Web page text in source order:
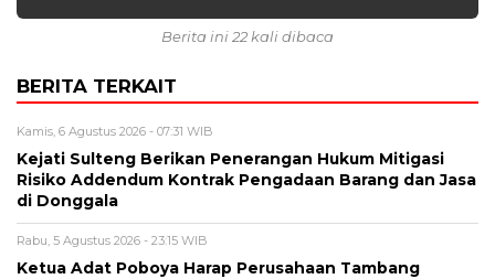
Berita ini 22 kali dibaca
BERITA TERKAIT
Kamis, 6 Agustus 2026 - 07:31 WIB
Kejati Sulteng Berikan Penerangan Hukum Mitigasi
Risiko Addendum Kontrak Pengadaan Barang dan Jasa
di Donggala
Rabu, 5 Agustus 2026 - 23:15 WIB
Ketua Adat Poboya Harap Perusahaan Tambang